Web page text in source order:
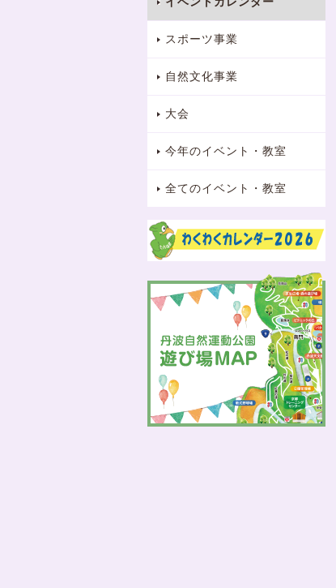
スポーツ事業
自然文化事業
大会
今年のイベント・教室
全てのイベント・教室